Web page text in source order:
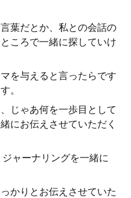
葉だとか、私との会話の
ころで一緒に探していけ
を与えると言ったらです
。
じゃあ何を一歩目として
にお伝えさせていただく
ャーナリングを一緒に
かりとお伝えさせていた